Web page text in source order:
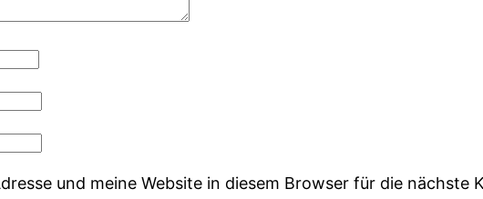
und meine Website in diesem Browser für die nächste